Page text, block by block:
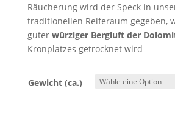
Räucherung wird der Speck in
traditionellen Reiferaum gegeben,
guter würziger Bergluft der
Kronplatzes getrocknet wird
Gewicht (ca.)